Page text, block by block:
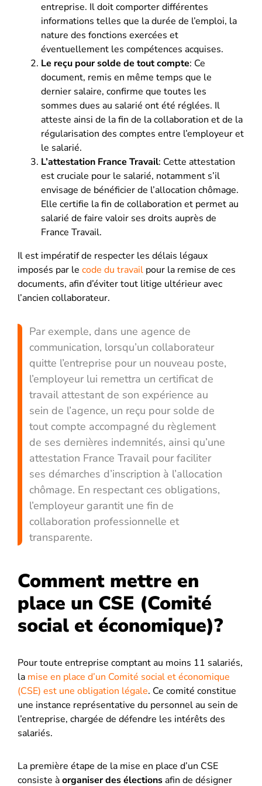
entreprise. Il doit comporter différentes
informations telles que la durée de l’emploi, la
nature des fonctions exercées et
éventuellement les compétences acquises.
Le reçu pour solde de tout compte: Ce
document, remis en même temps que le
dernier salaire, confirme que toutes les
sommes dues au salarié ont été réglées. Il
atteste ainsi de la fin de la collaboration et de la
régularisation des comptes entre l’employeur et
le salarié.
L’attestation France Travail: Cette attestation
est cruciale pour le salarié, notamment s’il
envisage de bénéficier de l’allocation chômage.
Elle certifie la fin de collaboration et permet au
salarié de faire valoir ses droits auprès de
France Travail.
Il est impératif de respecter les délais légaux
imposés par le code du travail pour la remise de ces
documents, afin d’éviter tout litige ultérieur avec
l’ancien collaborateur.
Par exemple, dans une agence de
communication, lorsqu’un collaborateur
quitte l’entreprise pour un nouveau poste,
l’employeur lui remettra un certificat de
travail attestant de son expérience au
sein de l’agence, un reçu pour solde de
tout compte accompagné du règlement
de ses dernières indemnités, ainsi qu’une
attestation France Travail pour faciliter
ses démarches d’inscription à l’allocation
chômage. En respectant ces obligations,
l’employeur garantit une fin de
collaboration professionnelle et
transparente.
Comment mettre en
place un CSE (Comité
social et économique)?
Pour toute entreprise comptant au moins 11 salariés,
la mise en place d’un Comité social et économique
(CSE) est une obligation légale. Ce comité constitue
une instance représentative du personnel au sein de
l’entreprise, chargée de défendre les intérêts des
salariés.
La première étape de la mise en place d’un CSE
consiste àorganiser des électionsafin de désigner